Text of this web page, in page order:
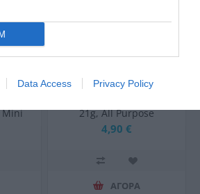
Data Access Privacy Policy
Mini
21g, All Purpose
Adhesive 35ml και Δώρο
4,90 €
ΑΓΟΡΑ